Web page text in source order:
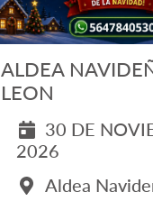
ALDEA
LEON
30 DE
2026
Aldea